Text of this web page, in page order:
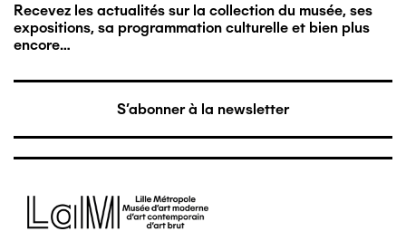
Recevez les actualités sur la collection du musée, ses
expositions, sa programmation culturelle et bien plus
encore…
S'abonner à la newsletter
Image